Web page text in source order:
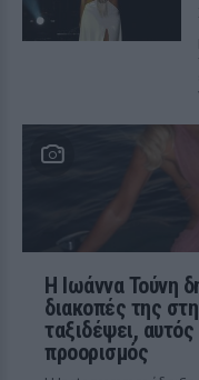
Η Ιωάννα Τούνη
διακοπές της
ταξιδέψει,
προορισμός